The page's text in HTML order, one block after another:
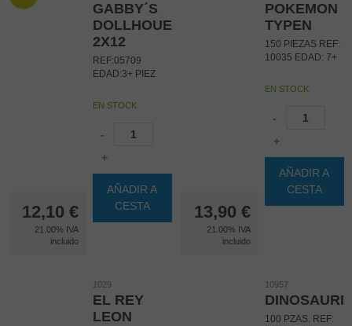
12,10 €
21.00% IVA
incluido
GABBY´S
DOLLHOUES
2X12
REF:05709
EDAD:3+ PIEZ
EN STOCK
-
+
AÑADIR A
CESTA
13,90 €
21.00% IVA
incluido
POKEMON
TYPEN
150 PIEZAS REF:
10035 EDAD: 7+
EN STOCK
-
+
AÑADIR A
CESTA
1029
EL REY
LEON
10957
100 PZAS. REF: